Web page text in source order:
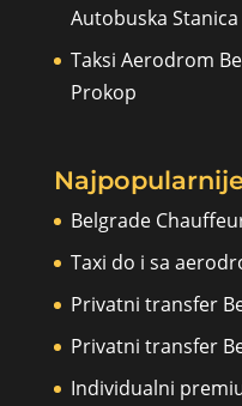
Autobuska Stanica
Taksi Aerodrom
Prokop
Belgrade
Taxi do i sa
Privatni transfer
Privatni transfer
Individualni